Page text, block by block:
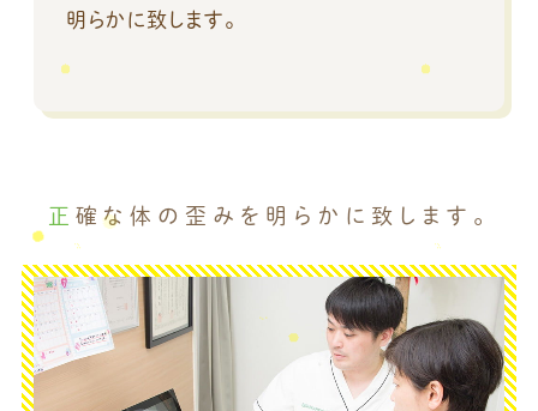
明らかに致します。
正確な体の歪みを明らかに致します。